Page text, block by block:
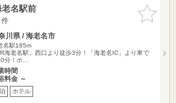
お気に入
りに追加
名駅前
川県 / 海老名市
名駅185m
海老名駅」西口より徒歩3分！「海老名IC」より車で
分！ホ…
時間
料金 ～
ホテル